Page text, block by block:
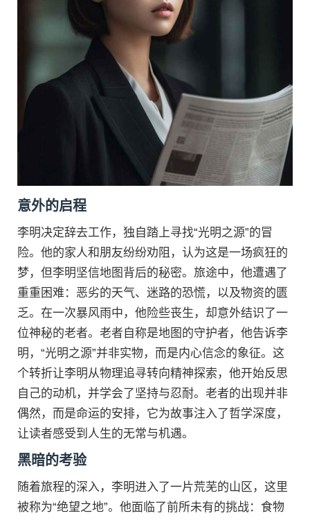
意外的启程
李明决定辞去工作，独自踏上寻找“光明之源”的冒
险。他的家人和朋友纷纷劝阻，认为这是一场疯狂的
梦，但李明坚信地图背后的秘密。旅途中，他遭遇了
重重困难：恶劣的天气、迷路的恐慌，以及物资的匮
乏。在一次暴风雨中，他险些丧生，却意外结识了一
位神秘的老者。老者自称是地图的守护者，他告诉李
明，“光明之源”并非实物，而是内心信念的象征。这
个转折让李明从物理追寻转向精神探索，他开始反思
自己的动机，并学会了坚持与忍耐。老者的出现并非
偶然，而是命运的安排，它为故事注入了哲学深度，
让读者感受到人生的无常与机遇。
黑暗的考验
随着旅程的深入，李明进入了一片荒芜的山区，这里
被称为“绝望之地”。他面临了前所未有的挑战：食物